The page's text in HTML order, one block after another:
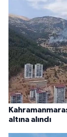
altına alındı